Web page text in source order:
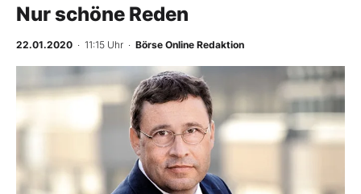
Finanz-Check
BO-Musterdepots
Mein B:O
Nur schöne Reden
22.01.2020 · 11:15 Uhr · Börse Online Redaktion